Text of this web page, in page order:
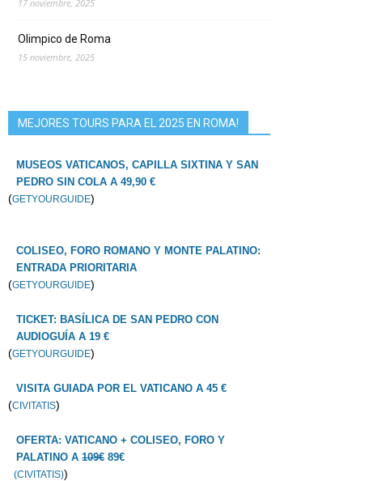
17 noviembre, 2025
Olimpico de Roma
15 noviembre, 2025
MEJORES TOURS PARA EL 2025 EN ROMA!
MUSEOS VATICANOS, CAPILLA SIXTINA Y SAN
PEDRO SIN COLA A 49,90 €
(GETYOURGUIDE)
COLISEO, FORO ROMANO Y MONTE PALATINO:
ENTRADA PRIORITARIA
(GETYOURGUIDE)
TICKET: BASÍLICA DE SAN PEDRO CON
AUDIOGUÍA A 19 €
(GETYOURGUIDE)
VISITA GUIADA POR EL VATICANO A 45 €
(CIVITATIS)
OFERTA: VATICANO + COLISEO, FORO Y
PALATINO A 109€ 89€
(CIVITATIS))